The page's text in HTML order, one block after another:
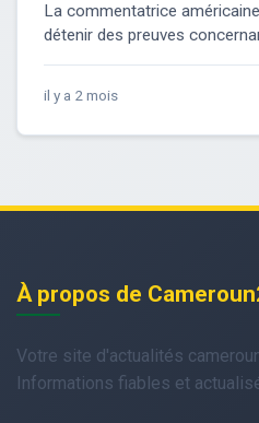
La commentatrice
détenir des preuves
il y a 2 mois
À propos de
Votre site d'actualités
Informations fiables et